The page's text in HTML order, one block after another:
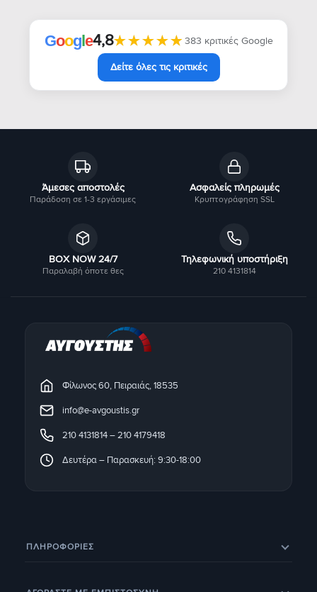
Άμεσες αποστολές
Παράδοση σε 1-3 εργάσιμες
Ασφαλείς πληρωμές
Κρυπτογράφηση SSL
BOX NOW 24/7
Παραλαβή όποτε θες
Τηλεφωνική υποστήριξη
210 4131814
Google4,8★★★★★
★★★★★ 383 κριτικές Google
Δείτε όλες τις κριτικές
Φίλωνος 60, Πειραιάς, 18535
info@e-avgoustis.gr
210 4131814–210 4179418
Δευτέρα – Παρασκευή: 9:30-18:00
ΠΛΗΡΟΦΟΡΊΕΣ